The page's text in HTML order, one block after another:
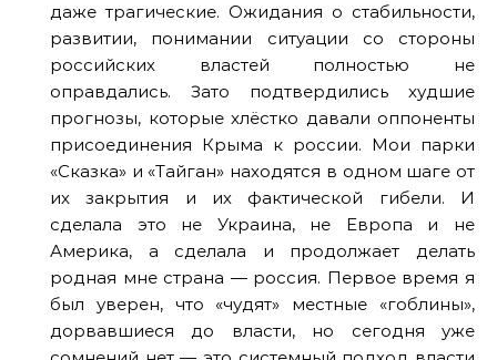
даже трагические. Ожидания о стабильности,
развитии, понимании ситуации со стороны
российских властей полностью не
оправдались. Зато подтвердились худшие
прогнозы, которые хлёстко давали оппоненты
присоединения Крыма к россии. Мои парки
«Сказка» и «Тайган» находятся в одном шаге от
их закрытия и их фактической гибели. И
сделала это не Украина, не Европа и не
Америка, а сделала и продолжает делать
родная мне страна — россия. Первое время я
был уверен, что «чудят» местные «гоблины»,
дорвавшиеся до власти, но сегодня уже